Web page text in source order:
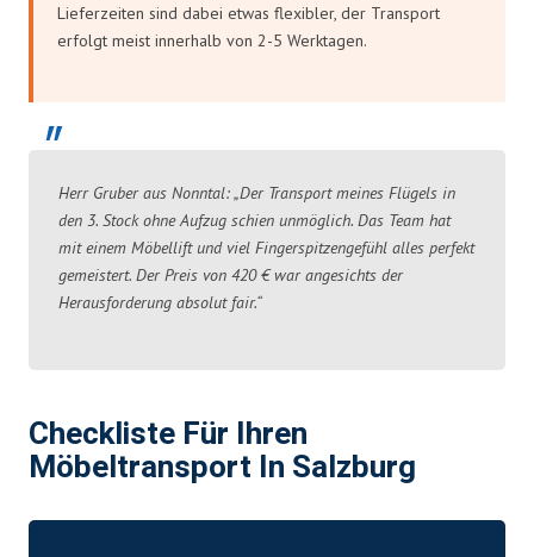
Lieferzeiten sind dabei etwas flexibler, der Transport
erfolgt meist innerhalb von 2-5 Werktagen.
Herr Gruber aus Nonntal: „Der Transport meines Flügels in
den 3. Stock ohne Aufzug schien unmöglich. Das Team hat
mit einem Möbellift und viel Fingerspitzengefühl alles perfekt
gemeistert. Der Preis von 420 € war angesichts der
Herausforderung absolut fair.“
Checkliste Für Ihren
Möbeltransport In Salzburg